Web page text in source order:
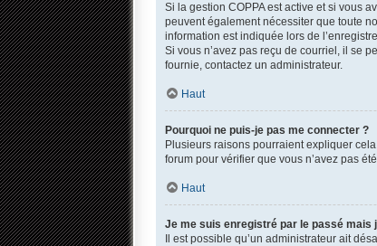
Si la gestion COPPA est active et si vous
peuvent également nécessiter que toute
information est indiquée lors de
Si vous n’avez pas reçu de courriel, il se
fournie, contactez un administrateur.
Haut
Pourquoi ne puis-je pas me connecter ?
Plusieurs raisons pourraient expliquer
forum pour vérifier que vous n’avez pas
Haut
Je me suis enregistré par le passé mais
Il est possible qu’un administrateur ait